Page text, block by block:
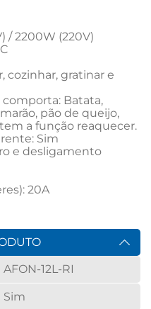
/ 2200W (220V)
cozinhar, gratinar e
Batata,
pão de queijo,
a função reaquecer.
Sim
e desligamento
20A
AFON-12L-RI
Sim